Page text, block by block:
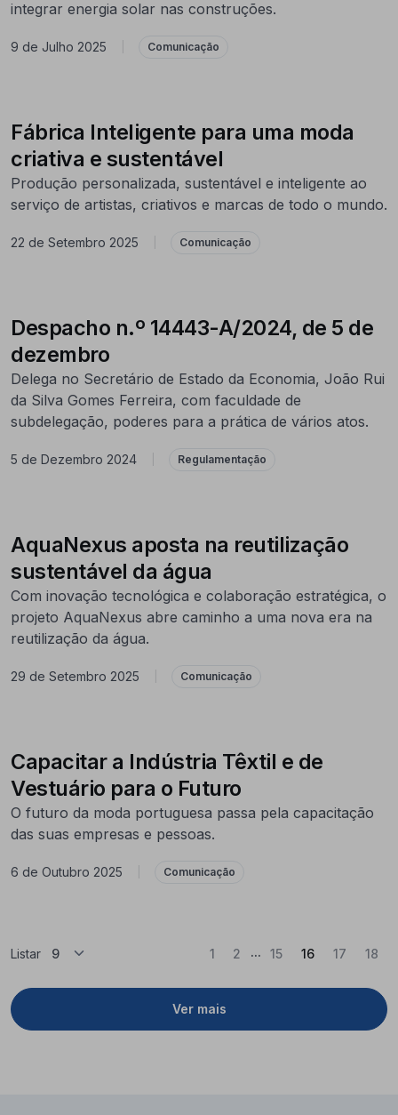
integrar energia solar nas construções.
9 de Julho 2025 Comunicação
Fábrica Inteligente para uma moda
criativa e sustentável
Produção personalizada, sustentável e inteligente ao
serviço de artistas, criativos e marcas de todo o mundo.
22 de Setembro 2025 Comunicação
Despacho n.º 14443-A/2024, de 5 de
dezembro
Delega no Secretário de Estado da Economia, João Rui
da Silva Gomes Ferreira, com faculdade de
subdelegação, poderes para a prática de vários atos.
5 de Dezembro 2024 Regulamentação
AquaNexus aposta na reutilização
sustentável da água
Com inovação tecnológica e colaboração estratégica, o
projeto AquaNexus abre caminho a uma nova era na
reutilização da água.
29 de Setembro 2025 Comunicação
Capacitar a Indústria Têxtil e de
Vestuário para o Futuro
O futuro da moda portuguesa passa pela capacitação
das suas empresas e pessoas.
6 de Outubro 2025 Comunicação
Listar
Ver mais
1 2 ... 15 16(Atual)
17 18